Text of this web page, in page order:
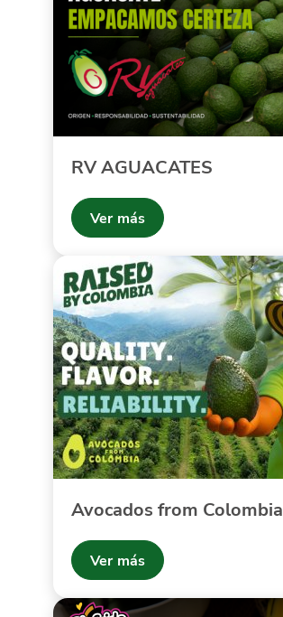
RV AGUACATES
Ver más
Avocados from Colombia
Ver más